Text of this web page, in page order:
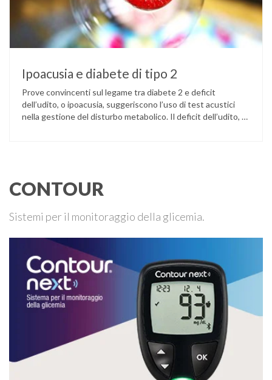
Ipoacusia e diabete di tipo 2
Prove convincenti sul legame tra diabete 2 e deficit
dell’udito, o ipoacusia, suggeriscono l’uso di test acustici
nella gestione del disturbo metabolico. Il deficit dell’udito, o
CONTOUR
Sistemi per il monitoraggio della glicemia.